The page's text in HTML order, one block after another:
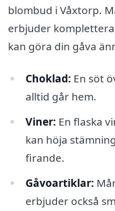
blombud i Våxtorp.
erbjuder
kan göra din gåva
Choklad: En söt
alltid går hem.
Viner: En flaska
kan höja
firande.
Gåvoartiklar:
erbjuder också